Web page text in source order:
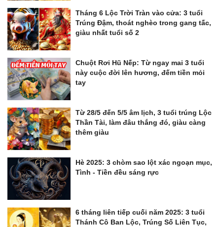
Tháng 6 Lộc Trời Tràn vào cửa: 3 tuổi
Trúng Đậm, thoát nghèo trong gang tấc,
giàu nhất tuổi số 2
Chuột Rơi Hũ Nếp: Từ ngay mai 3 tuổi
này cuộc đời lên hương, đếm tiền mỏi
tay
Từ 28/5 đến 5/5 âm lịch, 3 tuổi trúng Lộc
Thần Tài, làm đâu thắng đó, giàu càng
thêm giàu
Hè 2025: 3 chòm sao lột xác ngoạn mục,
Tình - Tiền đều sáng rực
6 tháng liên tiếp cuối năm 2025: 3 tuổi
Thánh Cô Ban Lộc, Trúng Số Liên Tục,